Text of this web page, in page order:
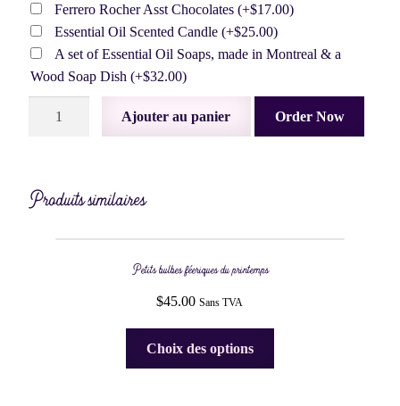
Ferrero Rocher Asst Chocolates(+$17.00)
Essential Oil Scented Candle(+$25.00)
A set of Essential Oil Soaps, made in Montreal & a
Wood Soap Dish (+$32.00)
des
Ajouter au panier Order Now
Produits similaires
Petits bulbes féeriques du printemps
$45.00 Sans TVA
Choix des options